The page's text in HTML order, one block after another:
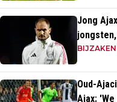
Jong
Oud-
Ajax: